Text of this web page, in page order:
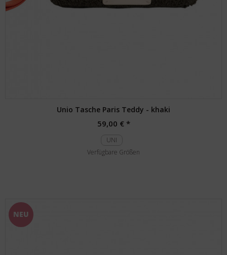
Unio Tasche Paris Teddy - khaki
59,00 € *
UNI
Verfügbare Größen
NEU